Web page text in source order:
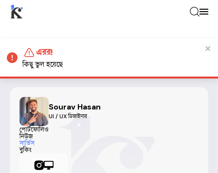
Sourav Hasan
UI / UX ডিজাইনার
পোর্টফোলিও
নিউজ
সার্ভিস
বুকিং
এরর!
কিছু ভুল হয়েছে